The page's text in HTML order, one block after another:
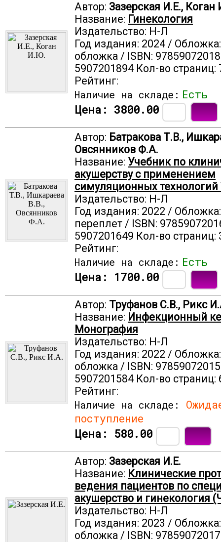
Автор: Зазерская И.Е.,
Название: Гинекология
Издательство: Н-Л
Год издания: 2024 /
обложка / ISBN:
5907201894 Кол-во страниц:
Рейтинг:
Наличие на складе: Есть
Цена: 3800.00
Автор: Батракова Т.В.,
Овсянников Ф.А.
Название: Учебник по
акушерству с применением
симуляционных технологий
Издательство: Н-Л
Год издания: 2022 /
переплет / ISBN:
5907201649 Кол-во страниц:
Рейтинг:
Наличие на складе: Есть
Цена: 1700.00
Автор: Труфанов С.В., Рикс
Название: Инфекционный
Монография
Издательство: Н-Л
Год издания: 2022 /
обложка / ISBN:
5907201584 Кол-во страниц:
Рейтинг:
Наличие на складе:
поступление
Цена: 580.00
Автор: Зазерская И.Е.
Название: Клинические
ведения пациентов по
акушерство и гинекология
Издательство: Н-Л
Год издания: 2023 /
обложка / ISBN: